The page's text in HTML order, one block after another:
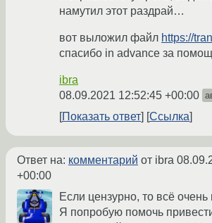
намутил этот раздрай…
вот выложил файл https://
спасибо in advance за
ibra
08.09.2021 12:52:45 +00:00
Показать ответ Ссылка
Ответ на: комментарий от ibra
+00:00
Если цензурно, то всё очень
Я попробую помочь